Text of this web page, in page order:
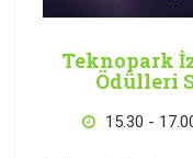
Teknopark
Ödülleri
15.30 -